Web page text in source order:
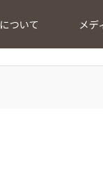
ついて メデ